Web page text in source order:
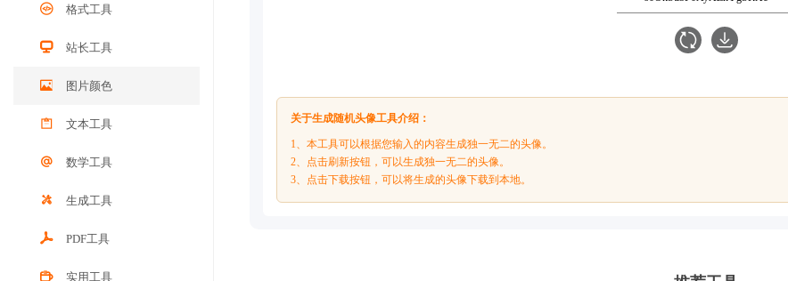
格式工具
站长工具
图片颜色
文本工具
数学工具
生成工具
PDF工具
实用工具
关于生成随机头像工具介绍：
1、本工具可以根据您输入的内容生成独一无二的头像。
2、点击刷新按钮，可以生成独一无二的头像。
3、点击下载按钮，可以将生成的头像下载到本地。